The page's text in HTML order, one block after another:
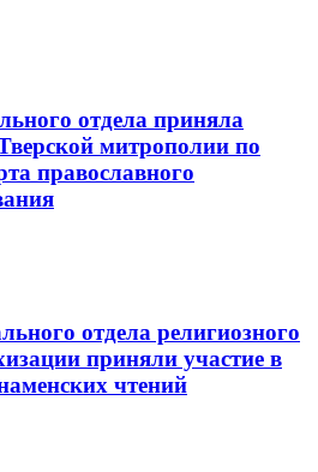
отдела приняла
митрополии по
православного
отдела религиозного
приняли участие в
чтений